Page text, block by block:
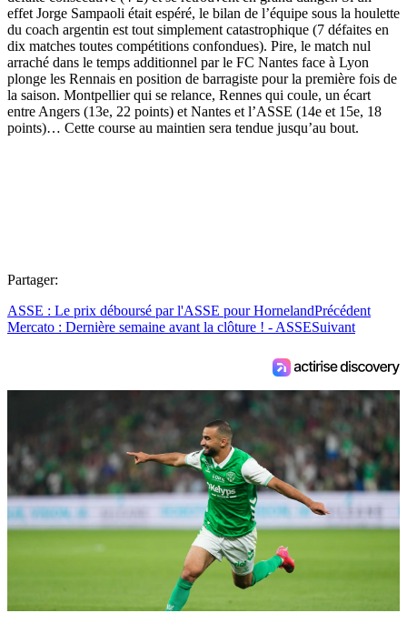
effet Jorge Sampaoli était espéré, le bilan de l’équipe sous la houlette
du coach argentin est tout simplement catastrophique (7 défaites en
dix matches toutes compétitions confondues). Pire, le match nul
arraché dans le temps additionnel par le FC Nantes face à Lyon
plonge les Rennais en position de barragiste pour la première fois de
la saison. Montpellier qui se relance, Rennes qui coule, un écart
entre Angers (13e, 22 points) et Nantes et l’ASSE (14e et 15e, 18
points)… Cette course au maintien sera tendue jusqu’au bout.
Partager:
ASSE : Le prix déboursé par l'ASSE pour HornelandPrécédent
Mercato : Dernière semaine avant la clôture ! - ASSESuivant